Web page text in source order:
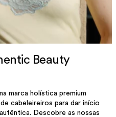
Beauty
marca holística premium
cabeleireiros para dar início
Descobre as nossas